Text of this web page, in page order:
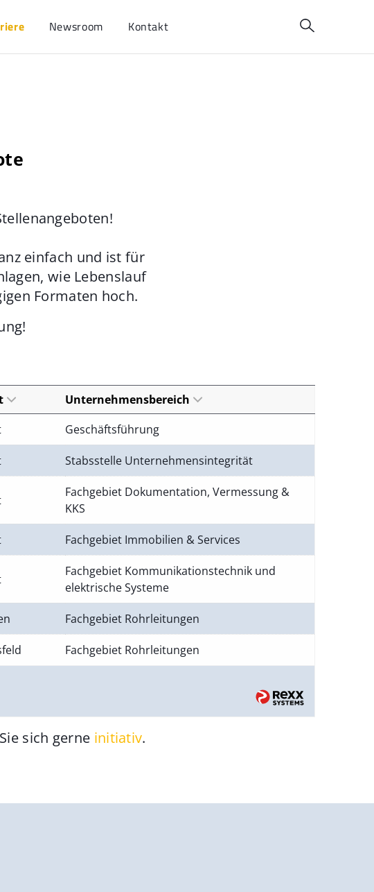
Newsroom Kontakt
einfach und ist für
wie Lebenslauf
Formaten hoch.
Unternehmensbereich
Geschäftsführung
Stabsstelle Unternehmensintegrität
Fachgebiet Dokumentation, Vermessung &
KKS
Fachgebiet Immobilien & Services
Fachgebiet Kommunikationstechnik und
elektrische Systeme
Fachgebiet Rohrleitungen
Fachgebiet Rohrleitungen
sich gerne initiativ.